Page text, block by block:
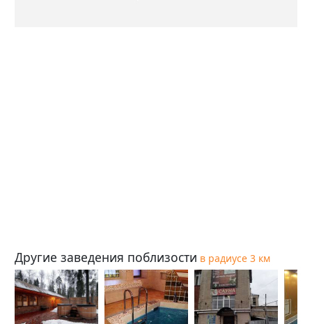
Другие заведения поблизости в радиусе 3 км